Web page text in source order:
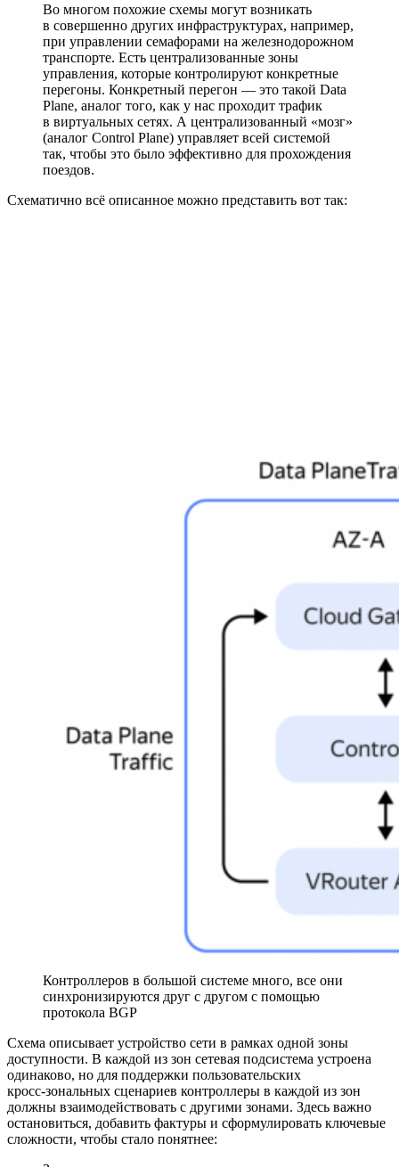
Во многом похожие схемы могут возникать
в совершенно других инфраструктурах, например,
при управлении семафорами на железнодорожном
транспорте. Есть централизованные зоны
управления, которые контролируют конкретные
перегоны. Конкретный перегон — это такой Data
Plane, аналог того, как у нас проходит трафик
в виртуальных сетях. А централизованный «мозг»
(аналог Control Plane) управляет всей системой
так, чтобы это было эффективно для прохождения
поездов.
Схематично всё описанное можно представить вот так:
Контроллеров в большой системе много, все они
синхронизируются друг с другом с помощью
протокола BGP
Схема описывает устройство сети в рамках одной зоны
доступности. В каждой из зон сетевая подсистема устроена
одинаково, но для поддержки пользовательских
кросс‑зональных сценариев контроллеры в каждой из зон
должны взаимодействовать с другими зонами. Здесь важно
остановиться, добавить фактуры и сформулировать ключевые
сложности, чтобы стало понятнее: